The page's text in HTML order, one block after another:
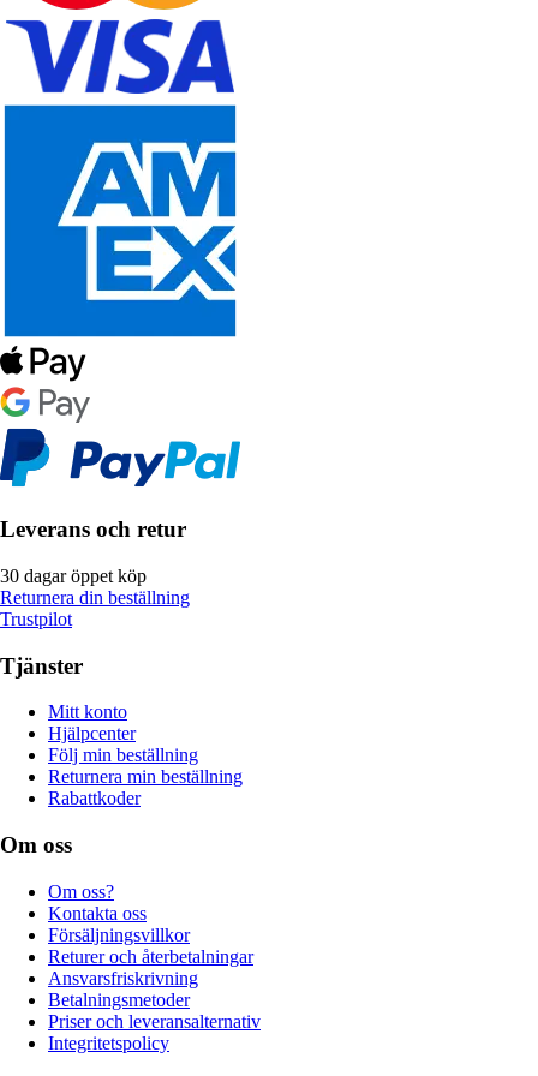
Leverans och retur
30 dagar öppet köp
Returnera din beställning
Trustpilot
Tjänster
Mitt konto
Hjälpcenter
Följ min beställning
Returnera min beställning
Rabattkoder
Om oss
Om oss?
Kontakta oss
Försäljningsvillkor
Returer och återbetalningar
Ansvarsfriskrivning
Betalningsmetoder
Priser och leveransalternativ
Integritetspolicy